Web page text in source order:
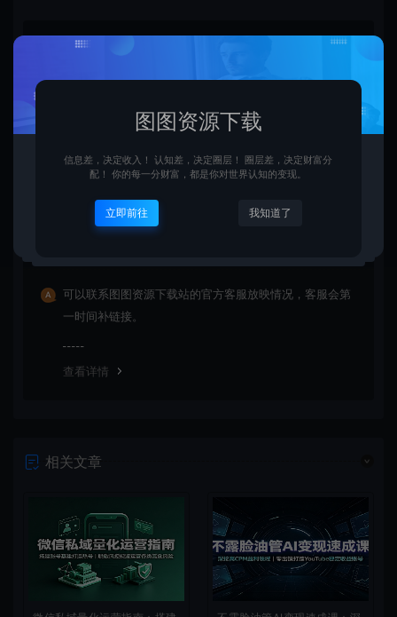
购买后可以退款吗？
不接受退款申请。望周知。
查看详情
可以联系图图资源下载站的官方客服放映情况，客服会第
一时间补链接。
查看详情
相关文章
图图资源下载
信息差，决定收入！ 认知差，决定圈层！ 圈层差，决定财富分
配！ 你的每一分财富，都是你对世界认知的变现。
立即前往 我知道了